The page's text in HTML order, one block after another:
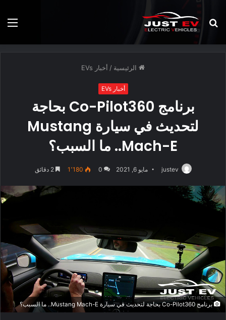
بحث
عن
الرئيسية / أخبار EVs
أخبار EVs
برنامج Co-Pilot360 بحاجة
لتحديث في سيارة Mustang
Mach-E.. ما السبب؟
justev مايو 6, 2021 0 1٬180 2 دقائق
برنامج Co-Pilot360 بحاجة لتحديث في سيارة Mustang Mach-E.. ما السبب؟